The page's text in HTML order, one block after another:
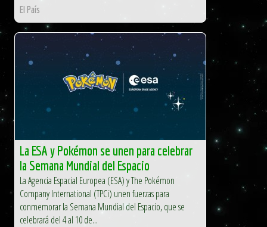
El País
La ESA y Pokémon se unen para celebrar
la Semana Mundial del Espacio
La Agencia Espacial Europea (ESA) y The Pokémon
Company International (TPCi) unen fuerzas para
conmemorar la Semana Mundial del Espacio, que se
celebrará del 4 al 10 de...